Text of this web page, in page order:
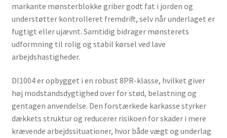
markante mønsterblokke griber godt fat i jorden og
understøtter kontrolleret fremdrift, selv når underlaget er
fugtigt eller ujævnt. Samtidig bidrager mønsterets
udformning til rolig og stabil kørsel ved lave
arbejdshastigheder.
DI1004 er opbygget i en robust 8PR-klasse, hvilket giver
høj modstandsdygtighed over for stød, belastning og
gentagen anvendelse. Den forstærkede karkasse styrker
dækkets struktur og reducerer risikoen for skader i mere
krævende arbejdssituationer, hvor både vægt og underlag